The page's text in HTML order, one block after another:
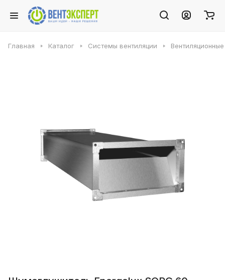
Главная Каталог Системы вентиляции